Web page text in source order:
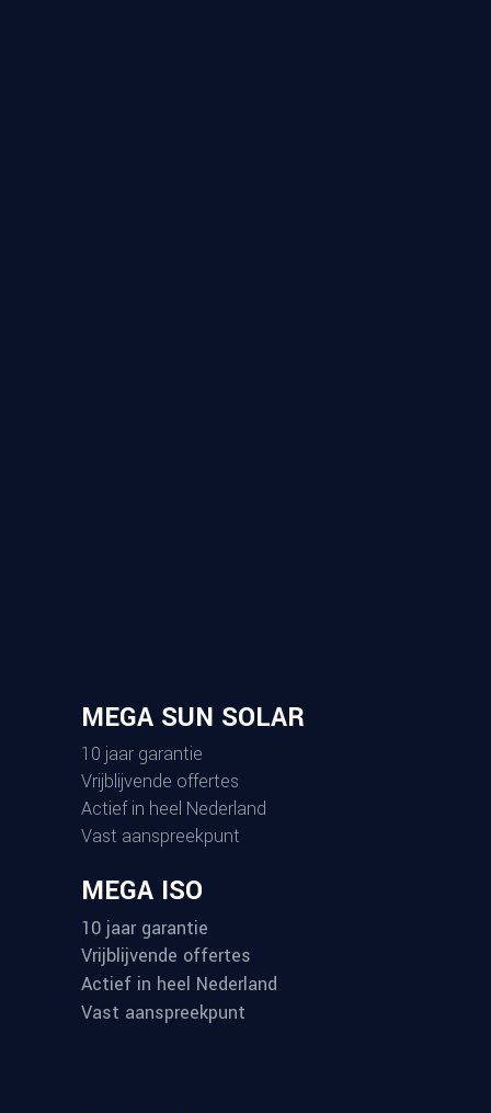
MEGA SUN SOLAR
10 jaar garantie
Vrijblijvende offertes
Actief in heel Nederland
Vast aanspreekpunt
MEGA ISO
10 jaar garantie
Vrijblijvende offertes
Actief in heel Nederland
Vast aanspreekpunt